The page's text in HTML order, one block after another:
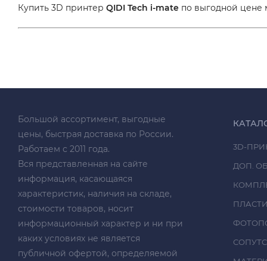
Купить 3D принтер QIDI Tech i-mate по выгодной цене
Большой ассортимент, выгодные
цены, быстрая доставка по России.
Работаем с 2011 года.
Вся представленная на сайте
информация, касающаяся
характеристик, наличия на складе,
стоимости товаров, носит
информационный характер и ни при
каких условиях не является
публичной офертой, определяемой
3D-
ДОП.